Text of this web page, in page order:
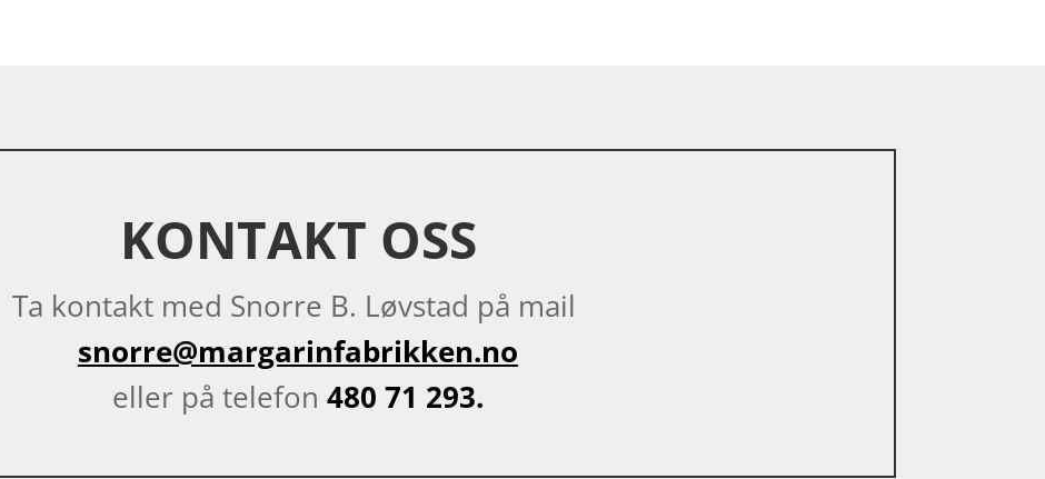
KONTAKT OSS
Ta kontakt med Snorre B. Løvstad på mail
snorre@margarinfabrikken.no
eller på telefon 480 71 293.